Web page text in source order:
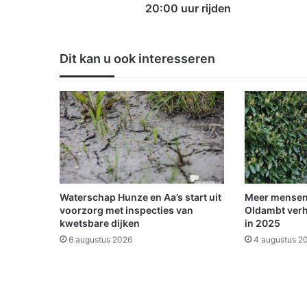
n
e
n
o
p
o
u
d
e
j
a
a
r
20:00 uur rijden
Dit kan u ook interesseren
Waterschap Hunze en Aa’s start uit
voorzorg met inspecties van
kwetsbare dijken
6 augustus 2026
Meer
Oldambt
in 2025
4 augustus